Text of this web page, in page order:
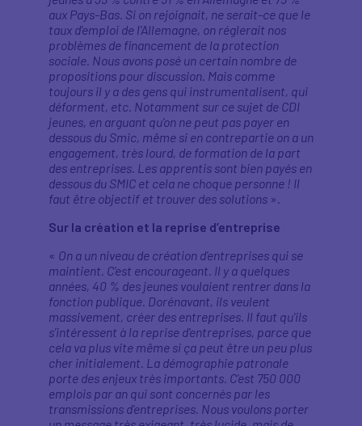
aux Pays-Bas. Si on rejoignait, ne serait-ce que le
taux d'emploi de l'Allemagne, on réglerait nos
problèmes de financement de la protection
sociale. Nous avons posé un certain nombre de
propositions pour discussion. Mais comme
toujours il y a des gens qui instrumentalisent, qui
déforment, etc. Notamment sur ce sujet de CDI
jeunes, en arguant qu’on ne peut pas payer en
dessous du Smic, même si en contrepartie on a un
engagement, très lourd, de formation de la part
des entreprises. Les apprentis sont bien payés en
dessous du SMIC et cela ne choque personne ! Il
faut être objectif et trouver des solutions ».
Sur la création et la reprise d’entreprise
« On a un niveau de création d'entreprises qui se
maintient. C'est encourageant. Il y a quelques
années, 40 % des jeunes voulaient rentrer dans la
fonction publique. Dorénavant, ils veulent
massivement, créer des entreprises. Il faut qu'ils
s'intéressent à la reprise d'entreprises, parce que
cela va plus vite même si ça peut être un peu plus
cher initialement. La démographie patronale
porte des enjeux très importants. C'est 750 000
emplois par an qui sont concernés par les
transmissions d'entreprises. Nous voulons porter